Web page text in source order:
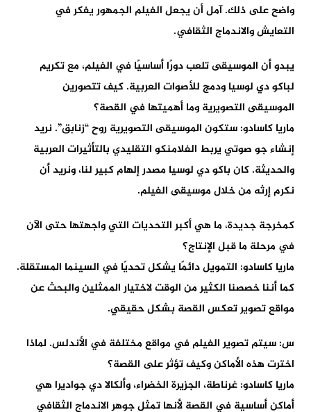
واضح على ذلك. آمل أن يجعل الفيلم الجمهور يفكر في
التعايش والاندماج الثقافي.
يبدو أن الموسيقى تلعب دورًا أساسيًا في الفيلم، مع تكريم
لباكو دي لوسيا ودمج للأصوات العربية. كيف تتصورين
الموسيقى التصويرية وما أهميتها في القصة؟
ماريا كاسادو: ستكون الموسيقى التصويرية روح “زنابق”. نريد
إنشاء جو صوتي يربط الفلامنكو التقليدي بالتأثيرات العربية
والحديثة. كان باكو دي لوسيا مصدر إلهام كبير لنا، ونريد أن
نكرم إرثه من خلال موسيقى الفيلم.
كمخرجة جديدة، ما هي أكبر التحديات التي واجهتها حتى الآن
في مرحلة ما قبل الإنتاج؟
ماريا كاسادو: التمويل دائمًا يشكل تحديًا في السينما المستقلة.
كما أننا خصصنا الكثير من الوقت لاختيار الممثلين والبحث عن
مواقع تصوير تعكس القصة بشكل حقيقي.
س: سيتم تصوير الفيلم في مواقع مختلفة في الأندلس. لماذا
اخترت هذه الأماكن وكيف تؤثر على القصة؟
ماريا كاسادو: غرناطة، الجزيرة الخضراء، وألكالا دي جواديرا هي
أماكن أساسية في القصة لأنها تمثل جوهر الاندماج الثقافي